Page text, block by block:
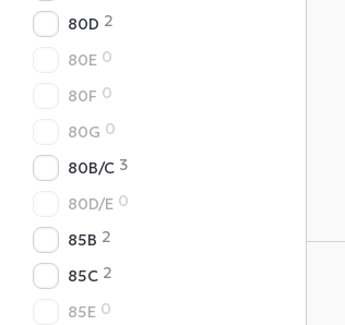
80D 2
80E 0
80F 0
80G 0
80B/C 3
80D/E 0
85B 2
85C 2
85E 0